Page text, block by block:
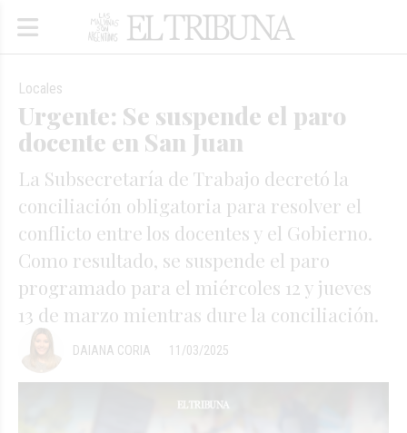
Urgente: Se suspende el paro
docente en San Juan
La Subsecretaría de Trabajo decretó la
conciliación obligatoria para resolver el
conflicto entre los docentes y el Gobierno.
Como resultado, se suspende el paro
programado para el miércoles 12 y jueves
13 de marzo mientras dure la conciliación.
Locales
11/03/2025
DAIANA CORIA